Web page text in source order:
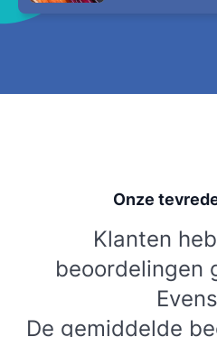
Onze
Klanten
beoordelingen
De gemiddelde